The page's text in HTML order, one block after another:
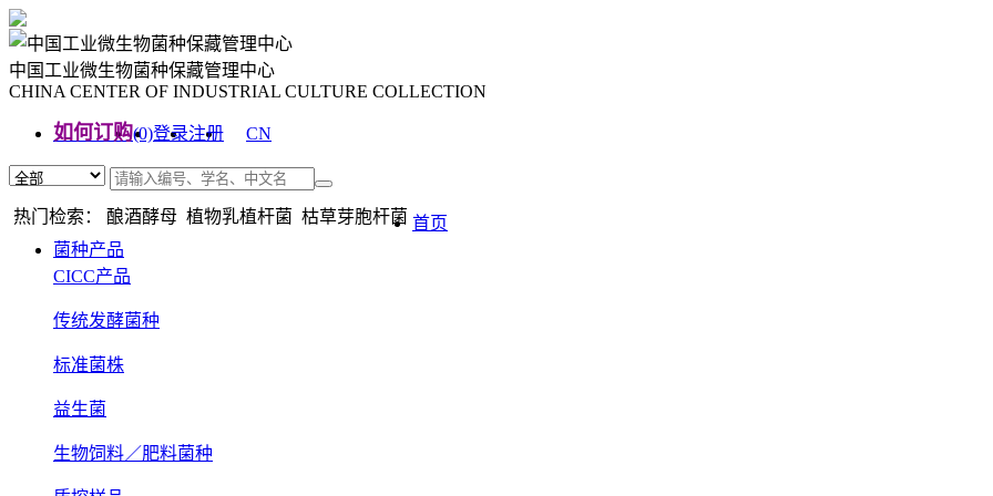
中国工业微生物菌种保藏管理中心
CHINA CENTER OF INDUSTRIAL CULTURE COLLECTION
如何订购(0)登录注册
CN
热门检索： 酿酒酵母 植物乳植杆菌 枯草芽胞杆菌 首页
菌种产品
CICC产品
传统发酵菌种
标准菌株
益生菌
生物饲料／肥料菌种